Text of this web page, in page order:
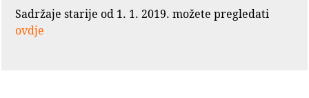
Sadržaje starije od 1. 1. 2019. možete pregledati
ovdje